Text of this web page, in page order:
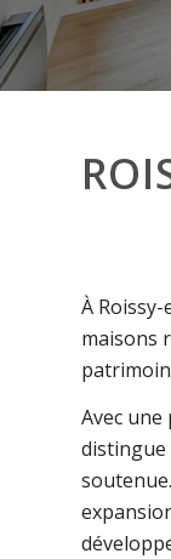
À
maisons
Avec
distingue